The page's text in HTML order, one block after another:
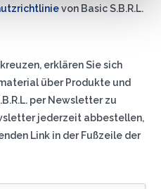
von Basic S.B.R.L.
erklären Sie sich
über Produkte und
per Newsletter zu
jederzeit abbestellen,
Link in der Fußzeile der